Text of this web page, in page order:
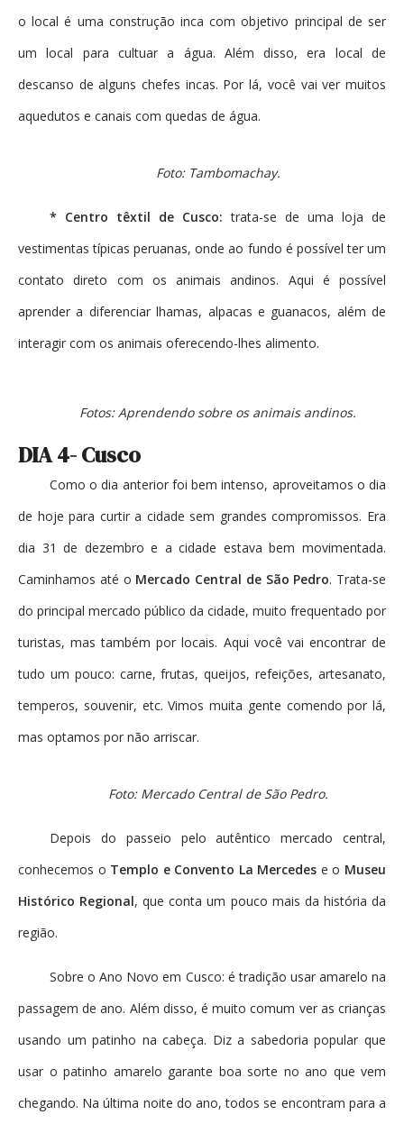
o local é uma construção inca com objetivo principal de ser
um local para cultuar a água. Além disso, era local de
descanso de alguns chefes incas. Por lá, você vai ver muitos
aquedutos e canais com quedas de água.
Foto: Tambomachay.
* Centro têxtil de Cusco:trata-se de uma loja de
vestimentas típicas peruanas, onde ao fundo é possível ter um
contato direto com os animais andinos. Aqui é possível
aprender a diferenciar lhamas, alpacas e guanacos, além de
interagir com os animais oferecendo-lhes alimento.
Fotos: Aprendendo sobre os animais andinos.
DIA 4- Cusco
Como o dia anterior foi bem intenso, aproveitamos o dia
de hoje para curtir a cidade sem grandes compromissos. Era
dia 31 de dezembro e a cidade estava bem movimentada.
Caminhamos até o Mercado Central de São Pedro. Trata-se
do principal mercado público da cidade, muito frequentado por
turistas, mas também por locais. Aqui você vai encontrar de
tudo um pouco: carne, frutas, queijos, refeições, artesanato,
temperos, souvenir, etc. Vimos muita gente comendo por lá,
mas optamos por não arriscar.
Foto: Mercado Central de São Pedro.
Depois do passeio pelo autêntico mercado central,
conhecemos o Templo e Convento La Mercedes e o Museu
Histórico Regional, que conta um pouco mais da história da
região.
Sobre o Ano Novo em Cusco: é tradição usar amarelo na
passagem de ano. Além disso, é muito comum ver as crianças
usando um patinho na cabeça. Diz a sabedoria popular que
usar o patinho amarelo garante boa sorte no ano que vem
chegando. Na última noite do ano, todos se encontram para a